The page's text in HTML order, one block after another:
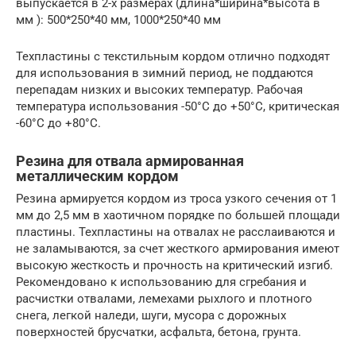
выпускается в 2-х размерах (длина*ширина*высота в
мм ): 500*250*40 мм, 1000*250*40 мм
Техпластины с текстильным кордом отлично подходят
для использования в зимний период, не поддаются
перепадам низких и высоких температур. Рабочая
температура использования -50°С до +50°С, критическая
-60°С до +80°С.
Резина для отвала армированная
металлическим кордом
Резина армируется кордом из троса узкого сечения от 1
мм до 2,5 мм в хаотичном порядке по большей площади
пластины. Техпластины на отвалах не расслаиваются и
не заламываются, за счет жесткого армирования имеют
высокую жесткость и прочность на критический изгиб.
Рекомендовано к использованию для сгребания и
расчистки отвалами, лемехами рыхлого и плотного
снега, легкой наледи, шуги, мусора с дорожных
поверхностей брусчатки, асфальта, бетона, грунта.